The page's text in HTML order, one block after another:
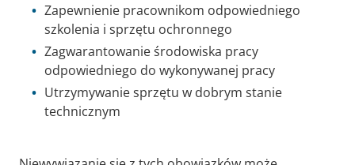
Zapewnienie pracownikom odpowiedniego
szkolenia i sprzętu ochronnego
Zagwarantowanie środowiska pracy
odpowiedniego do wykonywanej pracy
Utrzymywanie sprzętu w dobrym stanie
technicznym